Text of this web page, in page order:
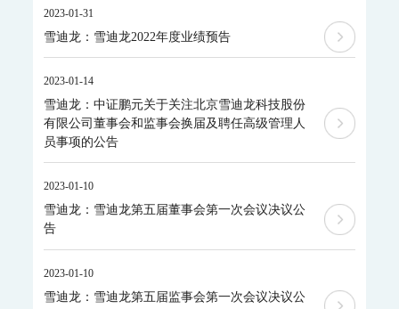
SCS-900/900C GHG-智能碳排放在线计量监测系统
SCS-900M-船舶碳排放在线计量监测系统
温室气体监测系统
AQMS-900GHG-大气温室气体监测系统
AQMS-1100GHG-微型温室气体监测仪
T1320-气体滤波相关红外吸收法二氧化碳分析仪
碳计量数据管理系统
KYS-2000-CCER项目碳计量专用智能数据管理系统
碳监测碳计量管理平台
工业过程分析
2023-01-31
雪迪龙：雪迪龙2022年度业绩预告
2023-01-14
雪迪龙：中证鹏元关于关注北京雪迪龙科技股份
有限公司董事会和监事会换届及聘任高级管理人
员事项的公告
2023-01-10
雪迪龙：雪迪龙第五届董事会第一次会议决议公
告
2023-01-10
雪迪龙：雪迪龙第五届监事会第一次会议决议公